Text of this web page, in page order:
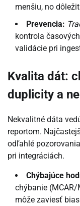
menšiu, no
Prevencia:
kontrola
validácie pri
Kvalita dát:
duplicity a
Nekvalitné dáta
reportom.
odľahlé
pri integráciách.
Chýbajúce
chýbanie
môže zaviesť